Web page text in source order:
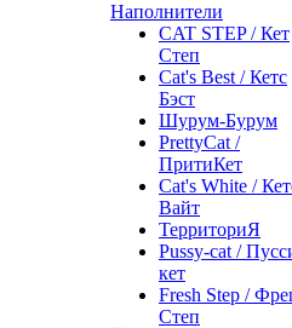
Наполнители
CAT STEP / Кет
Степ
Cat's Best / Кетс
Бэст
Шурум-Бурум
PrettyCat /
ПритиКет
Cat's White /
Вайт
ТерриториЯ
Pussy-cat /
кет
Fresh Step /
Степ